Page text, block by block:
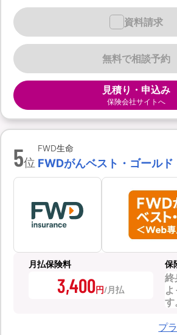
無料で相談予約
資料請求
見積り・申込み
保険会社サイトへ
5位
FWD生命
FWDがんベスト・ゴールド
月払保険料
3,400円
保
終
す
プ